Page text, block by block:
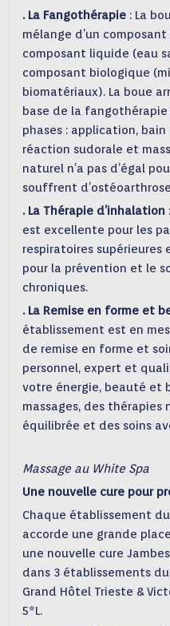
. La Fangothérapie : La
mélange d’un
composant liquide (eau
composant biologique
biomatériaux). La boue
base de la
phases : application, bain
réaction sudorale et
naturel n’a pas d’égal
souffrent
. La Thérapie d’inhalation
est excellente pour les
respiratoires
pour la prévention et le
chroniques.
. La Remise en forme et
établissement est en
de remise en forme et
personnel, expert et
votre énergie, beauté et
massages, des
équilibrée et des soins
Massage au White Spa
Une nouvelle cure pour
Chaque établissement
accorde une grande
une nouvelle cure
dans 3 établissements
Grand Hôtel Trieste &
5*L.